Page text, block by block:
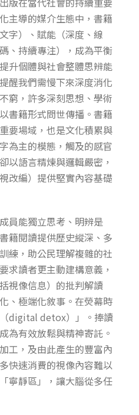
主導的媒介生態中，書籍
字）、賦能（深度、線
、持續專注），成為平衡
升個體與社會整體思辨能
醒我們需慢下來深度消化
窮，許多深刻思想、學術
書籍形式問世傳播。書籍
要場域，也是文化積累與
為主的模態，觸及的感官
以語言精煉與邏輯嚴密，
改編）提供堅實內容基礎
員能獨立思考、明辨是
籍閱讀提供歷史縱深、多
練，助公民理解複雜的社
求讀者更主動建構意義，
視像信息）的批判解讀
、極端化敘事。在熒幕時
digital detox）」。捧讀
為有效放鬆與精神寄託。
工，及由此產生的豐富內
快速消費的視像內容難以
寧靜區」，讓大腦從多任